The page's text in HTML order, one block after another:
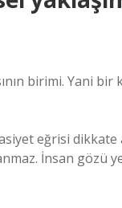
birimi. Yani bir
eğrisi dikkate
İnsan gözü